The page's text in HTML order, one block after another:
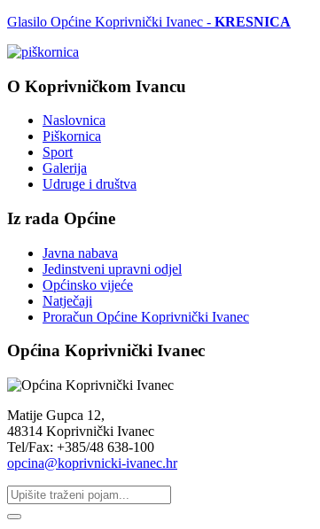
Glasilo Općine Koprivnički Ivanec - KRESNICA
O Koprivničkom Ivancu
Naslovnica
Piškornica
Sport
Galerija
Udruge i društva
Iz rada Općine
Javna nabava
Jedinstveni upravni odjel
Općinsko vijeće
Natječaji
Proračun Općine Koprivnički Ivanec
Općina Koprivnički Ivanec
Matije Gupca 12,
48314 Koprivnički Ivanec
Tel/Fax: +385/48 638-100
opcina@koprivnicki-ivanec.hr